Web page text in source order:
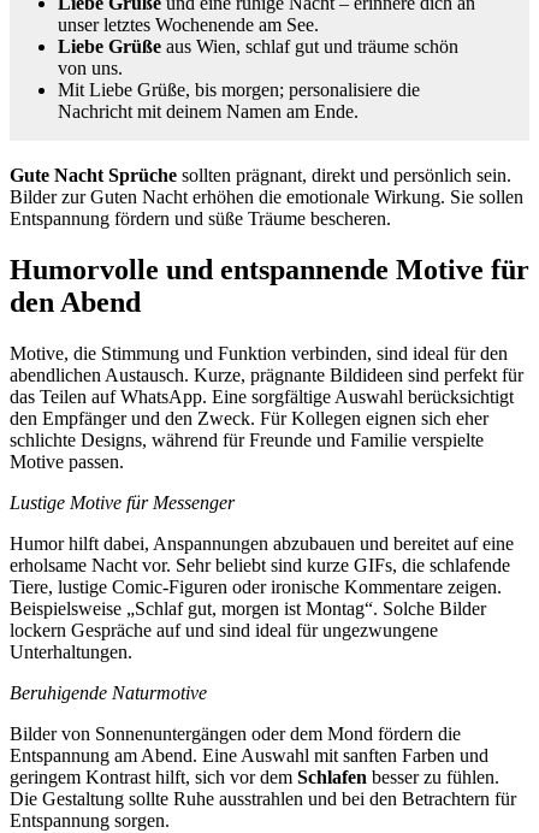
unser letztes Wochenende am See.
Liebe Grüße aus Wien, schlaf gut und träume schön
von uns.
Mit Liebe Grüße, bis morgen; personalisiere die
Nachricht mit deinem Namen am Ende.
Gute Nacht Sprüche sollten prägnant, direkt und persönlich sein.
Bilder zur Guten Nacht erhöhen die emotionale Wirkung. Sie sollen
Entspannung fördern und süße Träume bescheren.
Humorvolle und entspannende Motive für
den Abend
Motive, die Stimmung und Funktion verbinden, sind ideal für den
abendlichen Austausch. Kurze, prägnante Bildideen sind perfekt für
das Teilen auf WhatsApp. Eine sorgfältige Auswahl berücksichtigt
den Empfänger und den Zweck. Für Kollegen eignen sich eher
schlichte Designs, während für Freunde und Familie verspielte
Motive passen.
Lustige Motive für Messenger
Humor hilft dabei, Anspannungen abzubauen und bereitet auf eine
erholsame Nacht vor. Sehr beliebt sind kurze GIFs, die schlafende
Tiere, lustige Comic-Figuren oder ironische Kommentare zeigen.
Beispielsweise „Schlaf gut, morgen ist Montag“. Solche Bilder
lockern Gespräche auf und sind ideal für ungezwungene
Unterhaltungen.
Beruhigende Naturmotive
Bilder von Sonnenuntergängen oder dem Mond fördern die
Entspannung am Abend. Eine Auswahl mit sanften Farben und
geringem Kontrast hilft, sich vor dem Schlafen besser zu fühlen.
Die Gestaltung sollte Ruhe ausstrahlen und bei den Betrachtern für
Entspannung sorgen.